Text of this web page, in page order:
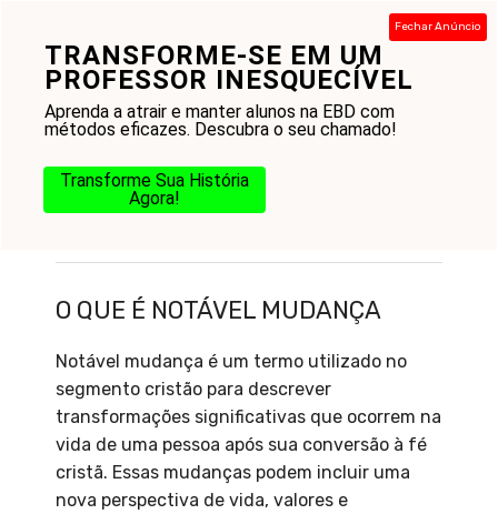
TRANSFORME-SE EM UM
PROFESSOR INESQUECÍVEL
Aprenda a atrair e manter alunos na EBD com
métodos eficazes. Descubra o seu chamado!
Transforme Sua História
Agora!
Fechar Anúncio
conteúdo
O QUE É NOTÁVEL MUDANÇA
Notável mudança é um termo utilizado no
segmento cristão para descrever
transformações significativas que ocorrem na
vida de uma pessoa após sua conversão à fé
cristã. Essas mudanças podem incluir uma
nova perspectiva de vida, valores e